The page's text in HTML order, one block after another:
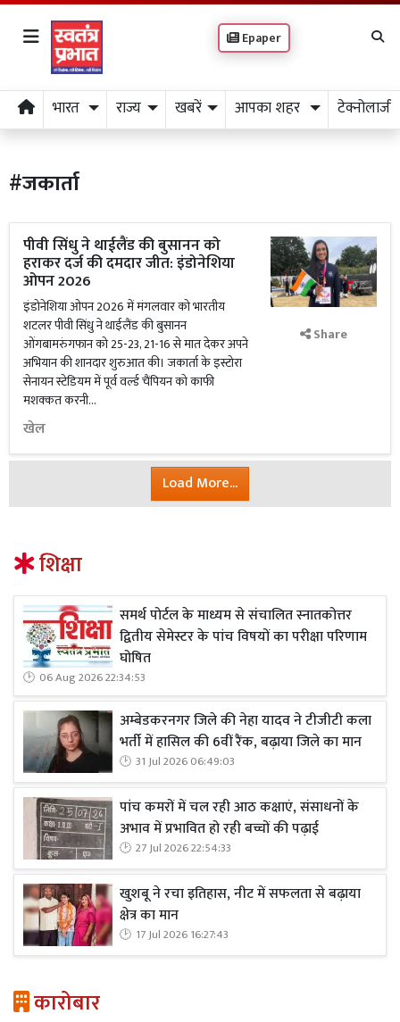
Epaper
भारत राज्य खबरें आपका शहर टेक्नोलाजी
#जकार्ता
पीवी सिंधु ने थाईलैंड की बुसानन को
हराकर दर्ज की दमदार जीत: इंडोनेशिया
ओपन 2026
इंडोनेशिया ओपन 2026 में मंगलवार को भारतीय
शटलर पीवी सिंधु ने थाईलैंड की बुसानन
ओंगबामरुंगफान को 25-23, 21-16 से मात देकर अपने
अभियान की शानदार शुरुआत की। जकार्ता के इस्टोरा
सेनायन स्टेडियम में पूर्व वर्ल्ड चैंपियन को काफी
मशक्कत करनी...
खेल
Share
Load More...
शिक्षा
समर्थ पोर्टल के माध्यम से संचालित स्नातकोत्तर
द्वितीय सेमेस्टर के पांच विषयों का परीक्षा परिणाम
घोषित
06 Aug 2026 22:34:53
अम्बेडकरनगर जिले की नेहा यादव ने टीजीटी कला
भर्ती में हासिल की 6वीं रैंक, बढ़ाया जिले का मान
31 Jul 2026 06:49:03
पांच कमरों में चल रही आठ कक्षाएं, संसाधनों के
अभाव में प्रभावित हो रही बच्चों की पढ़ाई
27 Jul 2026 22:54:33
खुशबू ने रचा इतिहास, नीट में सफलता से बढ़ाया
क्षेत्र का मान
17 Jul 2026 16:27:43
कारोबार